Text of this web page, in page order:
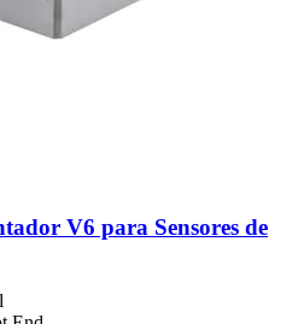
V6 para Sensores de